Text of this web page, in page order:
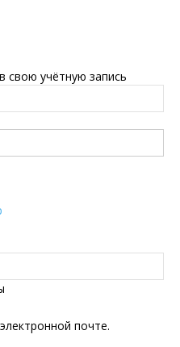
свою учётную запись
почте.